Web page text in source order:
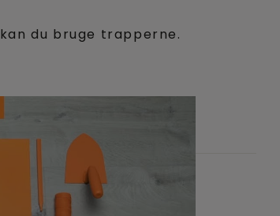
du bruge trapperne.